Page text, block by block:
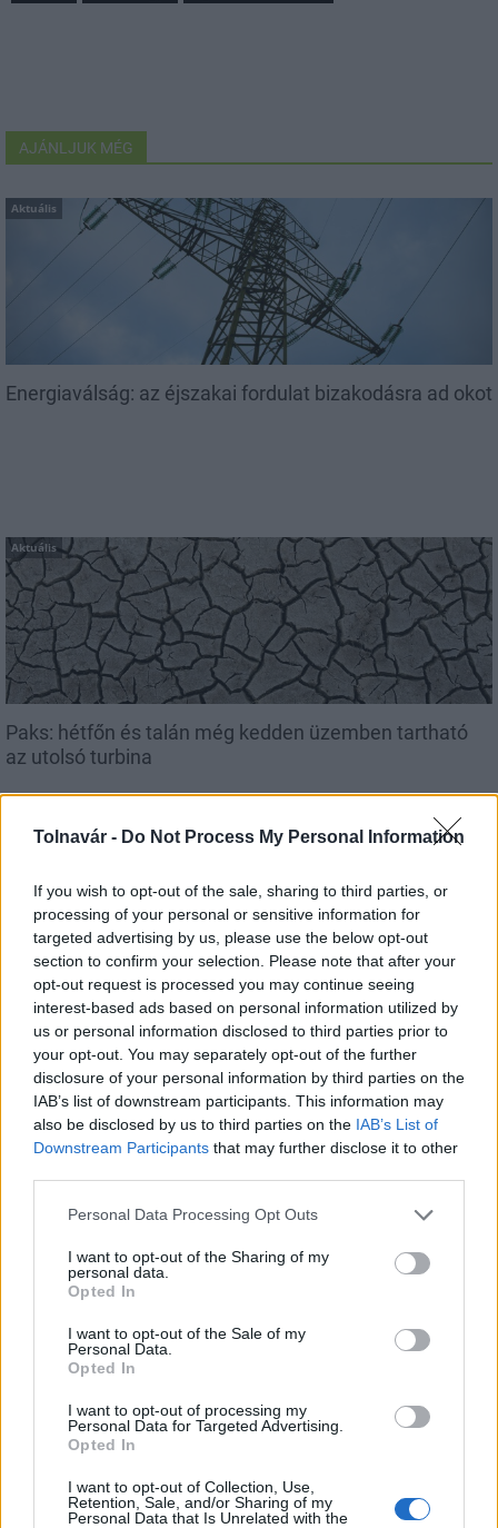
Tolnavár - Do Not Process My Personal Information
If you wish to opt-out of the sale, sharing to third parties, or
processing of your personal or sensitive information for
targeted advertising by us, please use the below opt-out
section to confirm your selection. Please note that after your
opt-out request is processed you may continue seeing
interest-based ads based on personal information utilized by
us or personal information disclosed to third parties prior to
your opt-out. You may separately opt-out of the further
disclosure of your personal information by third parties on the
IAB’s list of downstream participants. This information may
also be disclosed by us to third parties on the IAB’s List of
Downstream Participants that may further disclose it to other
Please note that this website/app uses one or more Google
not limited to your visit or usage behaviour. You may click to
grant or deny consent to Google and its third-party tags to
use your data for below specified purposes in below Google
consent section.
Personal Data Processing Opt Outs
I want to opt-out of the Sharing of my
personal data.
Opted In
I want to opt-out of the Sale of my
Personal Data.
Opted In
I want to opt-out of processing my
Personal Data for Targeted Advertising.
Opted In
I want to opt-out of Collection, Use,
Retention, Sale, and/or Sharing of my
Personal Data that Is Unrelated with the
AJÁNLJUK MÉG
Aktuális
Energiaválság: az éjszakai fordulat bizakodásra ad okot
Aktuális
Paks: hétfőn és talán még kedden üzemben tartható
az utolsó turbina
Aktuális
Az atomerőmű egyetlen hatása a környezetre, hogy a
Duna vizét némileg felmelegíti
MAGYAR ÉPÍTŐK